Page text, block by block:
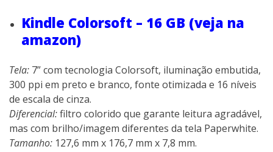
Kindle Colorsoft – 16 GB (veja na
amazon)
Tela: 7” com tecnologia Colorsoft, iluminação embutida,
300 ppi em preto e branco, fonte otimizada e 16 níveis
de escala de cinza.
Diferencial:filtro colorido que garante leitura agradável,
mas com brilho/imagem diferentes da tela Paperwhite.
Tamanho: 127,6 mm x 176,7 mm x 7,8 mm.